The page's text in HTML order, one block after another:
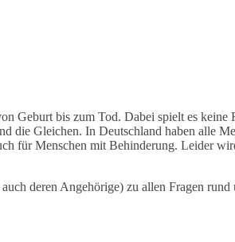
Geburt bis zum Tod. Dabei spielt es
Gleichen. In Deutschland haben alle
für Menschen mit Behinderung. Leider
deren Angehörige) zu allen Fragen